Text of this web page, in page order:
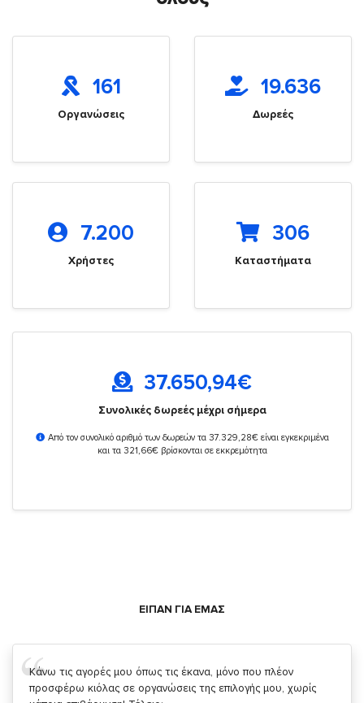
161
Οργανώσεις
19.636
Δωρεές
7.200
Χρήστες
306
Καταστήματα
37.650,94€
Συνολικές δωρεές μέχρι σήμερα
Από τον συνολικό αριθμό των δωρεών τα 37.329,28€ είναι εγκεκριμένα
και τα 321,66€ βρίσκονται σε εκκρεμότητα
ΕΙΠΑΝ ΓΙΑ ΕΜΑΣ
Σας ευχαριστώ που μας δίνετε την δυνατότητα να κάνουμε
κάτι!